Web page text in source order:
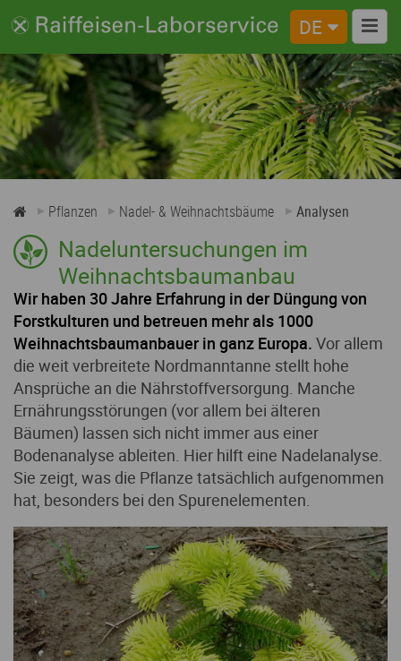
DE
Nadel- & Weihnachtsbäume
Analysen
Probenahme
Infos
Pflanzen Nadel- & Weihnachtsbäume Analysen
Nadeluntersuchungen im
Weihnachtsbaumanbau
Wir haben 30 Jahre Erfahrung in der Düngung von
Forstkulturen und betreuen mehr als 1000
Weihnachtsbaumanbauer in ganz Europa. Vor allem
die weit verbreitete Nordmanntanne stellt hohe
Ansprüche an die Nährstoffversorgung. Manche
Ernährungsstörungen (vor allem bei älteren
Bäumen) lassen sich nicht immer aus einer
Bodenanalyse ableiten. Hier hilft eine Nadelanalyse.
Sie zeigt, was die Pflanze tatsächlich aufgenommen
hat, besonders bei den Spurenelementen.